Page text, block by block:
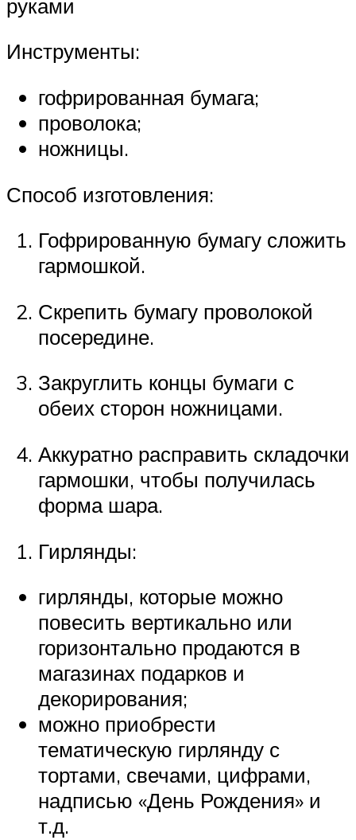
руками
Инструменты:
гофрированная бумага;
проволока;
ножницы.
Способ изготовления:
Гофрированную бумагу сложить
гармошкой.
Скрепить бумагу проволокой
посередине.
Закруглить концы бумаги с
обеих сторон ножницами.
Аккуратно расправить складочки
гармошки, чтобы получилась
форма шара.
Гирлянды:
гирлянды, которые можно
повесить вертикально или
горизонтально продаются в
магазинах подарков и
декорирования;
можно приобрести
тематическую гирлянду с
тортами, свечами, цифрами,
надписью «День Рождения» и
т.д.